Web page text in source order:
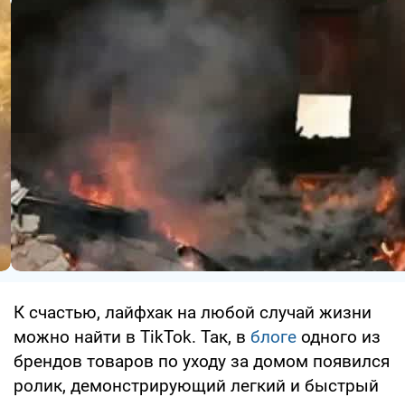
К счастью, лайфхак на любой случай жизни
можно найти в TikTok. Так, в блоге одного из
брендов товаров по уходу за домом появился
ролик, демонстрирующий легкий и быстрый